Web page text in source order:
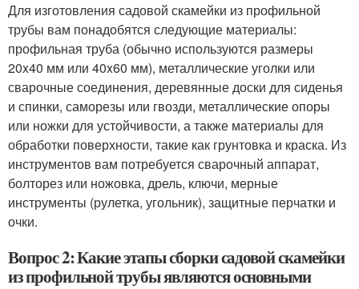
Для изготовления садовой скамейки из профильной
трубы вам понадобятся следующие материалы:
профильная труба (обычно используются размеры
20x40 мм или 40x60 мм), металлические уголки или
сварочные соединения, деревянные доски для сиденья
и спинки, саморезы или гвозди, металлические опоры
или ножки для устойчивости, а также материалы для
обработки поверхности, такие как грунтовка и краска. Из
инструментов вам потребуется сварочный аппарат,
болторез или ножовка, дрель, ключи, мерные
инструменты (рулетка, угольник), защитные перчатки и
очки.
Вопрос 2: Какие этапы сборки садовой скамейки
из профильной трубы являются основными